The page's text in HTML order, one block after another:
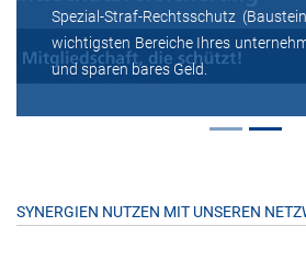
Spezial-Straf-Rechtsschutz
wichtigsten Bereiche Ihres
und sparen bares Geld.
SYNERGIEN NUTZEN MIT UNSEREN